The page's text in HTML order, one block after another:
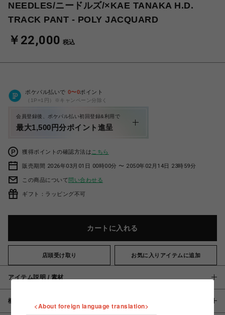
NEEDLES/ニードルズ/×KAE TANAKA H.D.
TRACK PANT - POLY JACQUARD
￥22,000 税込
ポケパル払いで 0〜0ポイント
（1P=1円）※キャンペーン分除く
会員登録後、ポケパル払い初回登録&利用で
最大1,500円分ポイント進呈
獲得ポイントの確認方法は こちら
販売期間 2026年03月01日 00時00分 〜 2050年02月14日 23時59分
この商品について問い合わせる
ギフト：ラッピング不可
カートに入れる
店頭受け取り お気に入りアイテムに追加
アイテム説明 / 素材
概要
<About foreign language translation>